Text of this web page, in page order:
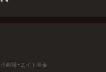
小劇場・エイド基金